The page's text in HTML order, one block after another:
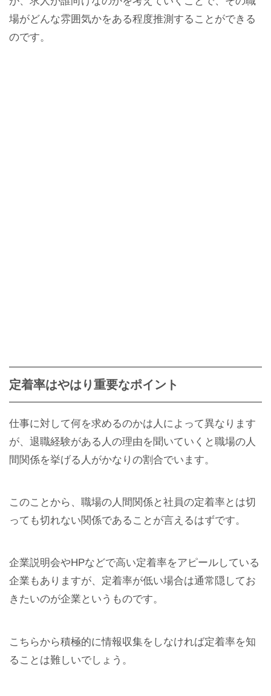
場がどんな雰囲気かをある程度推測することができる
のです。
定着率はやはり重要なポイント
仕事に対して何を求めるのかは人によって異なります
が、退職経験がある人の理由を聞いていくと職場の人
間関係を挙げる人がかなりの割合でいます。
このことから、職場の人間関係と社員の定着率とは切
っても切れない関係であることが言えるはずです。
企業説明会やHPなどで高い定着率をアピールしている
企業もありますが、定着率が低い場合は通常隠してお
きたいのが企業というものです。
こちらから積極的に情報収集をしなければ定着率を知
ることは難しいでしょう。